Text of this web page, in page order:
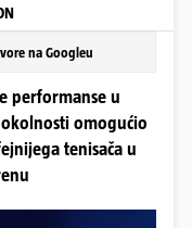
na Googleu
performanse u
omogućio
tenisača u